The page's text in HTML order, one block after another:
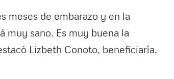
meses de embarazo y en la
muy sano. Es muy buena la
Lizbeth Conoto, beneficiaría.